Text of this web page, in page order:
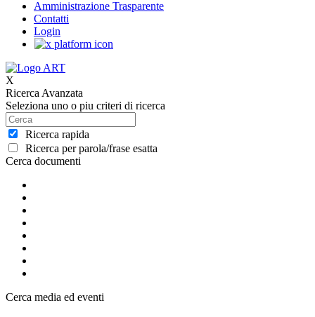
Amministrazione Trasparente
Contatti
Login
X
Ricerca Avanzata
Seleziona uno o piu criteri di ricerca
Ricerca rapida
Ricerca per parola/frase esatta
Cerca documenti
Cerca media ed eventi